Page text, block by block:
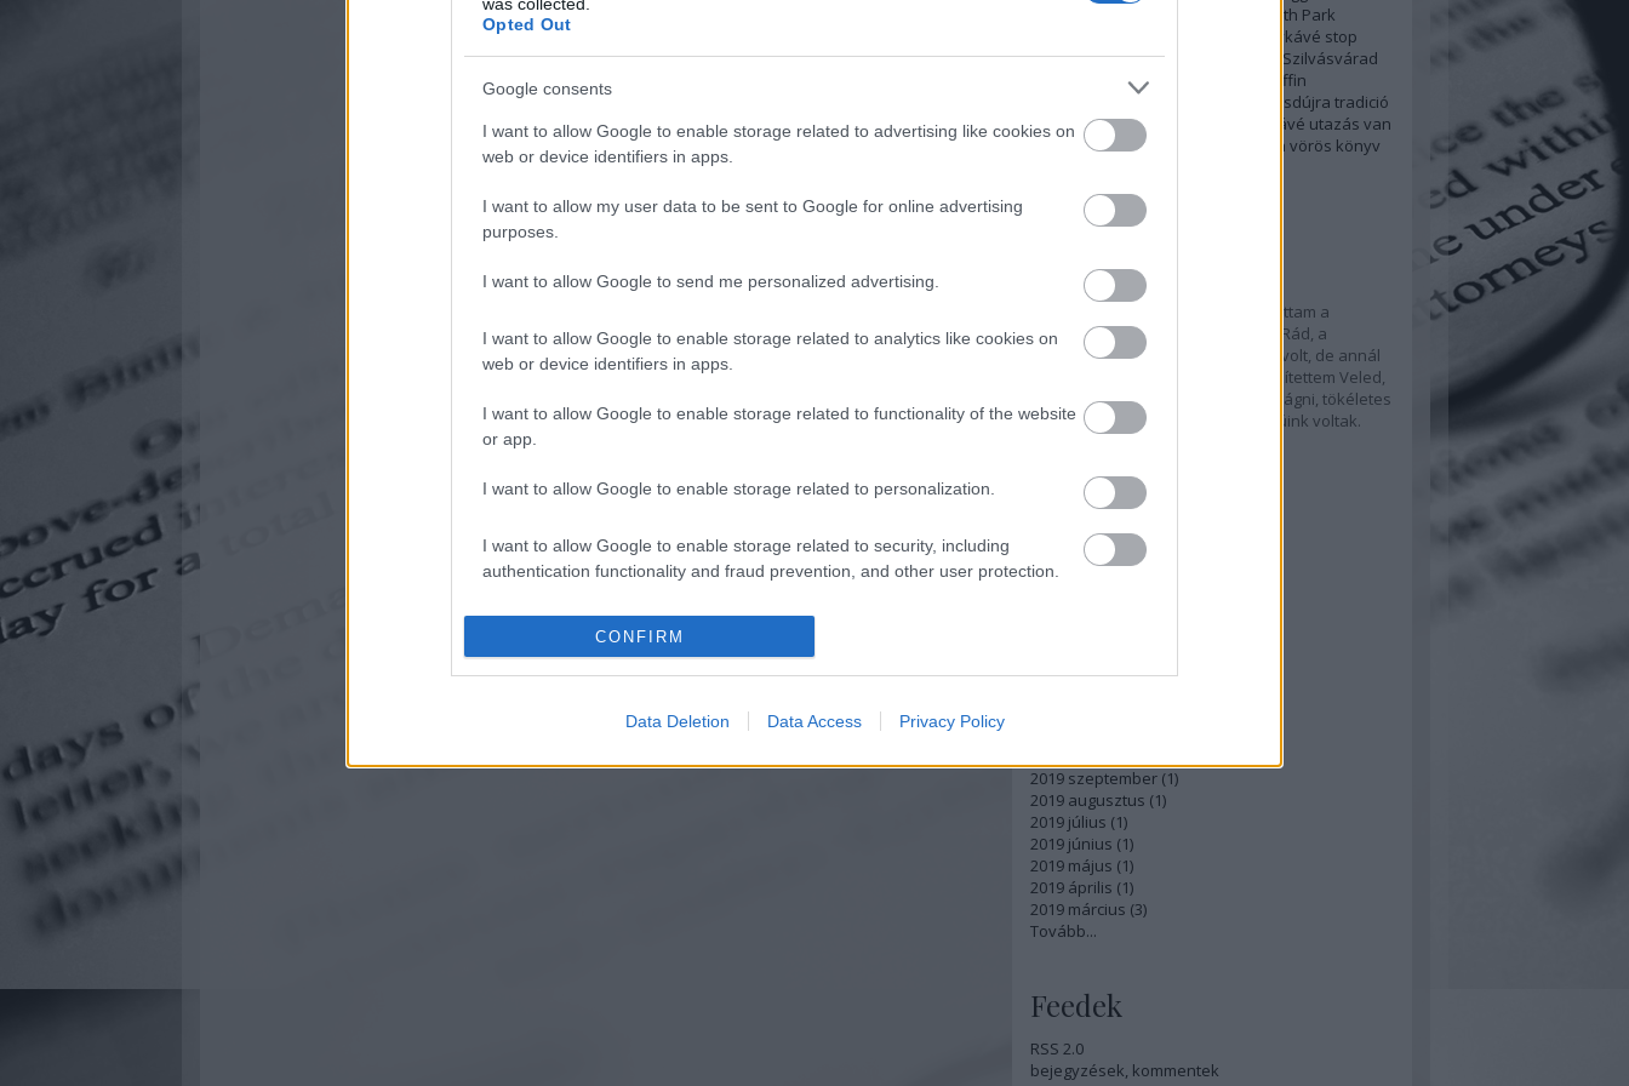
Opted Out
Google consents
I want to allow Google to enable storage related to advertising like cookies on
web or device identifiers in apps.
I want to allow my user data to be sent to Google for online advertising
purposes.
I want to allow Google to send me personalized advertising.
I want to allow Google to enable storage related to analytics like cookies on
web or device identifiers in apps.
I want to allow Google to enable storage related to functionality of the website
or app.
I want to allow Google to enable storage related to personalization.
I want to allow Google to enable storage related to security, including
authentication functionality and fraud prevention, and other user protection.
CONFIRM
Data Deletion Data Access Privacy Policy
South Park
specialtykávé stop
szakemberszakértelem
Szilvásvárad
természet
tojásmuffin
tökéletesfekete
töltsdújra tradició
tudatosvásárló
űrkávé utazás van
vegan vitamin vitaminbomba vörös könyv
Üzenet Garamvári Vencelnek
Vencel! Eljött ez a nap, sajnos… Láttam a
szomorú hírt, elmentél. Gondolok Rád, a
kapcsolatunkra. Munkakapcsolat volt, de annál
több. Rádiós interjúk tucatjait készítettem Veled,
igazi örömmunka volt. Alig kellett vágni, tökéletes
mondatokat mondtál, kerek interjúink voltak.
2019 szeptember (1)
2019 augusztus (1)
2019 július (1)
2019 június (1)
2019 május (1)
2019 április (1)
2019 március (3)
Tovább...
Feedek
RSS 2.0
bejegyzések, kommentek